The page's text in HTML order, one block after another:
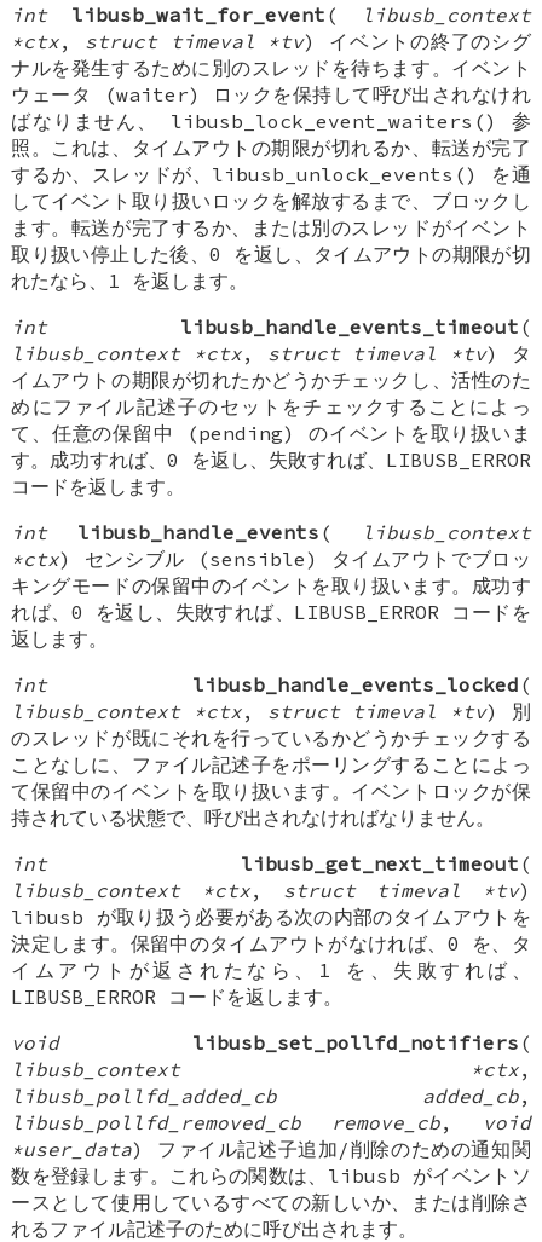
int
libusb_wait_for_event (
libusb_context
*ctx, struct timeval *tv) イベントの終了のシグ
ナルを発生するために別のスレッドを待ちます。イベント
ウェータ (waiter) ロックを保持して呼び出されなけれ
ばなりません、 libusb_lock_event_waiters() 参
照。これは、タイムアウトの期限が切れるか、転送が完了
するか、スレッドが、libusb_unlock_events() を通
してイベント取り扱いロックを解放するまで、ブロックし
ます。転送が完了するか、または別のスレッドがイベント
取り扱い停止した後、0 を返し、タイムアウトの期限が切
れたなら、1 を返します。
int
libusb_handle_events_timeout (
libusb_context *ctx, struct timeval *tv) タ
イムアウトの期限が切れたかどうかチェックし、活性のた
めにファイル記述子のセットをチェックすることによっ
て、任意の保留中 (pending) のイベントを取り扱いま
す。成功すれば、0 を返し、失敗すれば、LIBUSB_ERROR
コードを返します。
int
libusb_handle_events (
libusb_context
*ctx) センシブル (sensible) タイムアウトでブロッ
キングモードの保留中のイベントを取り扱います。成功す
れば、0 を返し、失敗すれば、LIBUSB_ERROR コードを
返します。
int
libusb_handle_events_locked (
libusb_context *ctx, struct timeval *tv) 別
のスレッドが既にそれを行っているかどうかチェックする
ことなしに、ファイル記述子をポーリングすることによっ
て保留中のイベントを取り扱います。イベントロックが保
持されている状態で、呼び出されなければなりません。
int
libusb_get_next_timeout (
libusb_context *ctx, struct timeval *tv)
libusb が取り扱う必要がある次の内部のタイムアウトを
決定します。保留中のタイムアウトがなければ、0 を、タ
イムアウトが返されたなら、1 を、失敗すれば、
LIBUSB_ERROR コードを返します。
void
libusb_set_pollfd_notifiers (
libusb_context *ctx,
libusb_pollfd_added_cb added_cb,
libusb_pollfd_removed_cb remove_cb,
void
*user_data) ファイル記述子追加/削除のための通知関
数を登録します。これらの関数は、libusb がイベントソ
ースとして使用しているすべての新しいか、または削除さ
れるファイル記述子のために呼び出されます。